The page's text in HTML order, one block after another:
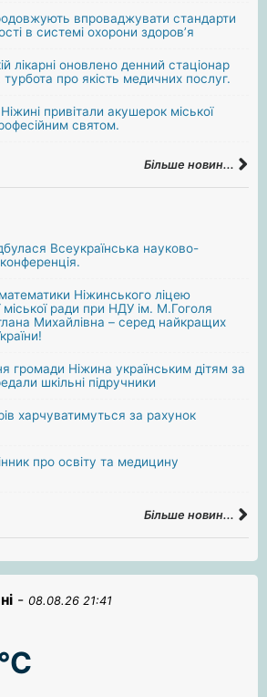
впроваджувати стандарти
в системі охорони здоров’я
лікарні оновлено денний стаціонар
турбота про якість медичних послуг.
привітали акушерок міської
святом.
Більше новин...
Всеукраїнська науково-
Ніжинського ліцею
міської ради при НДУ ім. М.Гоголя
Михайлівна – серед найкращих
громади Ніжина українським дітям за
шкільні підручники
харчуватимуться за рахунок
про освіту та медицину
Більше новин...
- 08.08.26 21:41